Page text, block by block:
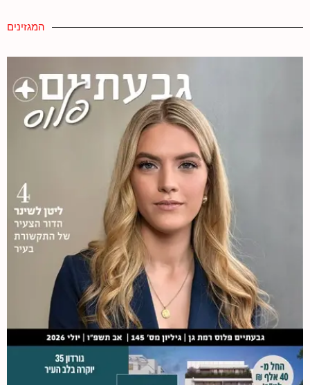
המגזינים